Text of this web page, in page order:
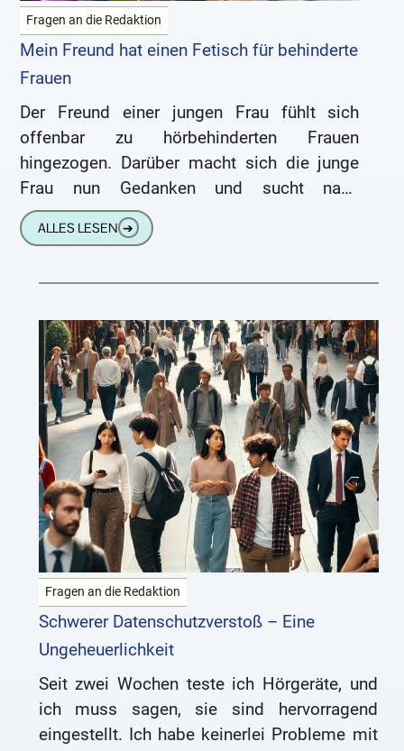
Fragen an die Redaktion
Mein Freund hat einen Fetisch für behinderte
Frauen
Der Freund einer jungen Frau fühlt sich
offenbar zu hörbehinderten Frauen
hingezogen. Darüber macht sich die junge
Frau nun Gedanken und sucht nach
Antworten: Frage einer Leserin: Mein Freund
ist
ALLES LESEN ➔
Fragen an die Redaktion
Schwerer Datenschutzverstoß – Eine
Ungeheuerlichkeit
Seit zwei Wochen teste ich Hörgeräte, und
ich muss sagen, sie sind hervorragend
eingestellt. Ich habe keinerlei Probleme mit